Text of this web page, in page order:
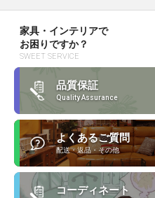
家具・インテリアで
お困りですか？
SWEET SERVICE
品質保証
Quality Assurance
よくあるご質問
配送・返品・その他
コーディネート